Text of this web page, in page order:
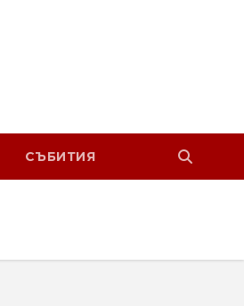
СЪБИТИЯ